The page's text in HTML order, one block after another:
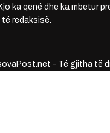
ka qenë dhe ka mbetur
redaksisë.
- Të gjitha të